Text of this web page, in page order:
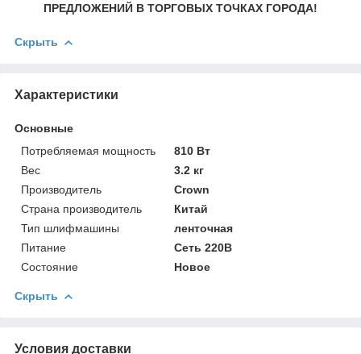
ПРЕДЛОЖЕНИЙ В ТОРГОВЫХ ТОЧКАХ ГОРОДА!
Скрыть
Характеристики
Основные
Потребляемая мощность
810 Вт
Вес
3.2 кг
Производитель
Crown
Страна производитель
Китай
Тип шлифмашины
ленточная
Питание
Сеть 220В
Состояние
Новое
Скрыть
Условия доставки